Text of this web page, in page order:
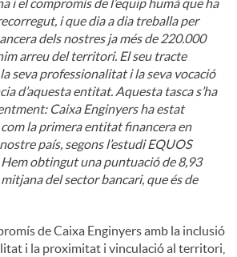
i el compromís de l’equip humà que ha
i que dia a dia treballa per
dels nostres ja més de 220.000
arreu del territori. El seu tracte
seva professionalitat i la seva vocació
d’aquesta entitat. Aquesta tasca s’ha
Caixa Enginyers ha estat
la primera entitat financera en
país, segons l’estudi EQUOS
obtingut una puntuació de 8,93
del sector bancari, que és de
de Caixa Enginyers amb la inclusió
i la proximitat i vinculació al territori,